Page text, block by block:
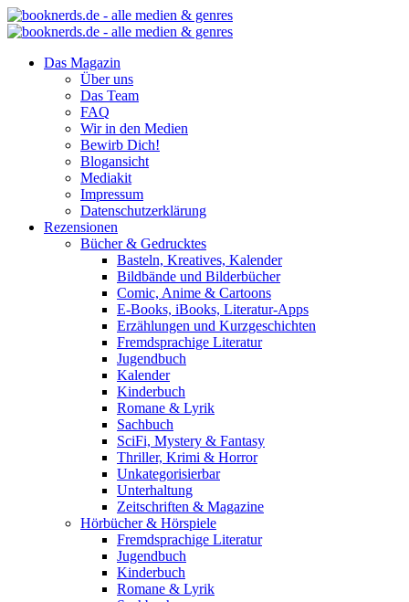
Das Magazin
Über uns
Das Team
FAQ
Wir in den Medien
Bewirb Dich!
Blogansicht
Mediakit
Impressum
Datenschutzerklärung
Rezensionen
Bücher & Gedrucktes
Basteln, Kreatives, Kalender
Bildbände und Bilderbücher
Comic, Anime & Cartoons
E-Books, iBooks, Literatur-Apps
Erzählungen und Kurzgeschichten
Fremdsprachige Literatur
Jugendbuch
Kalender
Kinderbuch
Romane & Lyrik
Sachbuch
SciFi, Mystery & Fantasy
Thriller, Krimi & Horror
Unkategorisierbar
Unterhaltung
Zeitschriften & Magazine
Hörbücher & Hörspiele
Fremdsprachige Literatur
Jugendbuch
Kinderbuch
Romane & Lyrik